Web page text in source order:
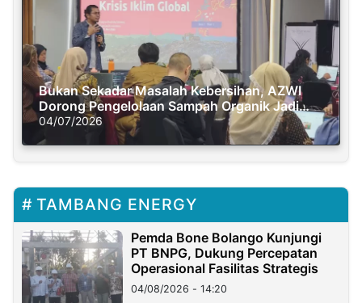
Bukan Sekadar Masalah Kebersihan, AZWI
Dorong Pengelolaan Sampah Organik Jadi
Solusi Krisis Iklim
04/07/2026
TAMBANG ENERGY
Pemda Bone Bolango Kunjungi
PT BNPG, Dukung Percepatan
Operasional Fasilitas Strategis
04/08/2026 - 14:20